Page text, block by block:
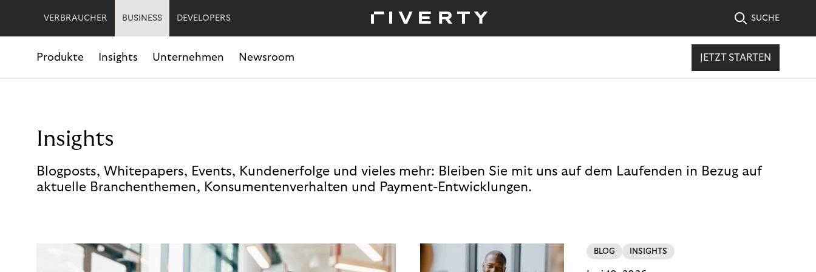
VERBRAUCHER BUSINESS DEVELOPERS SUCHE
Produkte Insights Unternehmen Newsroom JETZT STARTEN
Insights
Blogposts, Whitepapers, Events, Kundenerfolge und vieles mehr: Bleiben Sie mit uns auf dem Laufenden in Bezug auf
aktuelle Branchenthemen, Konsumentenverhalten und Payment-Entwicklungen.
BLOG INSIGHTS